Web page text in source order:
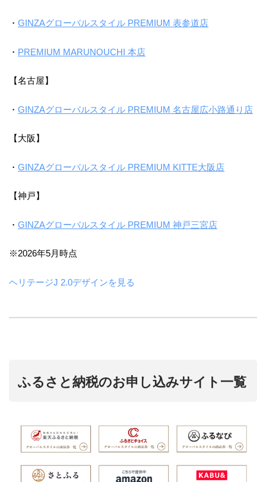
・ GINZAグローバルスタイル PREMIUM 表参道店
・ PREMIUM MARUNOUCHI 本店
【名古屋】
・ GINZAグローバルスタイル PREMIUM 名古屋広小路通り店
【大阪】
・ GINZAグローバルスタイル PREMIUM KITTE大阪店
【神戸】
・ GINZAグローバルスタイル PREMIUM 神戸三宮店
※2026年5月時点
ヘリテージJ 2.0デザインを見る
ふるさと納税のお申し込みサイト一覧